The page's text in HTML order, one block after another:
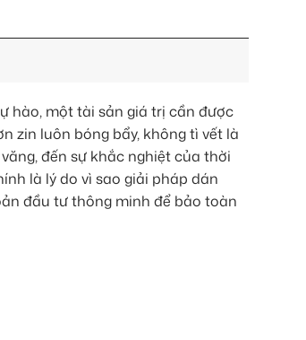
hào, một tài sản giá trị cần được
zin luôn bóng bẩy, không tì vết là
đến sự khắc nghiệt của thời
là lý do vì sao giải pháp dán
đầu tư thông minh để bảo toàn